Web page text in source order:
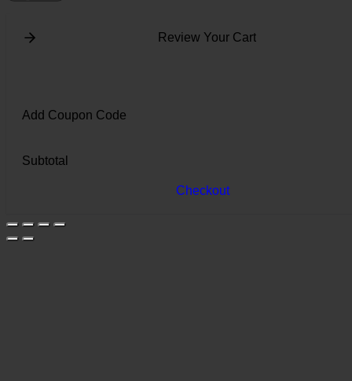
Review Your Cart
Add Coupon Code
Subtotal
Checkout